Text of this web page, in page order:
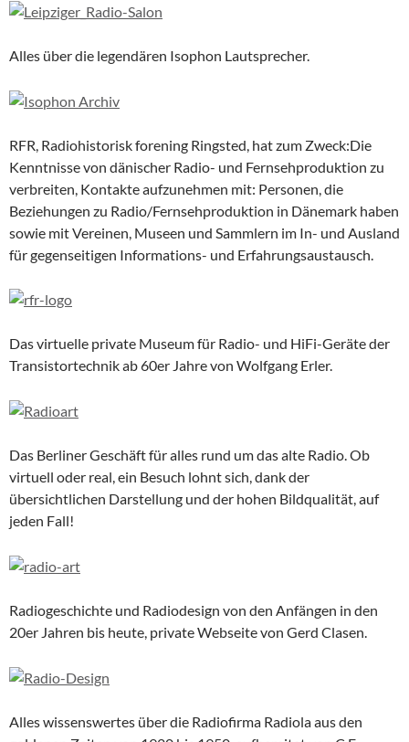
Alles über die legendären Isophon Lautsprecher.
RFR, Radiohistorisk forening Ringsted, hat zum Zweck:Die
Kenntnisse von dänischer Radio- und Fernsehproduktion zu
verbreiten, Kontakte aufzunehmen mit: Personen, die
Beziehungen zu Radio/Fernsehproduktion in Dänemark haben
sowie mit Vereinen, Museen und Sammlern im In- und Ausland
für gegenseitigen Informations- und Erfahrungsaustausch.
Das virtuelle private Museum für Radio- und HiFi-Geräte der
Transistortechnik ab 60er Jahre von Wolfgang Erler.
Das Berliner Geschäft für alles rund um das alte Radio. Ob
virtuell oder real, ein Besuch lohnt sich, dank der
übersichtlichen Darstellung und der hohen Bildqualität, auf
jeden Fall!
Radiogeschichte und Radiodesign von den Anfängen in den
20er Jahren bis heute, private Webseite von Gerd Clasen.
Alles wissenswertes über die Radiofirma Radiola aus den